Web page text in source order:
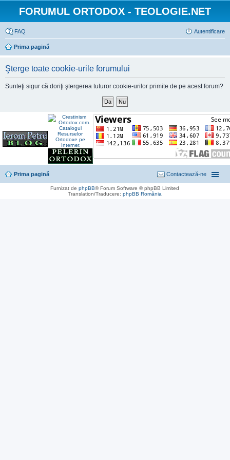
FORUMUL ORTODOX - TEOLOGIE.NET
FAQ Autentificare
Prima pagină
Şterge toate cookie-urile forumului
Sunteţi sigur că doriţi ştergerea tuturor cookie-urilor primite de pe acest forum?
Prima pagină Contactează-ne
Furnizat dephpBB® Forum Software © phpBB Limited
Translation/Traducere:phpBB România